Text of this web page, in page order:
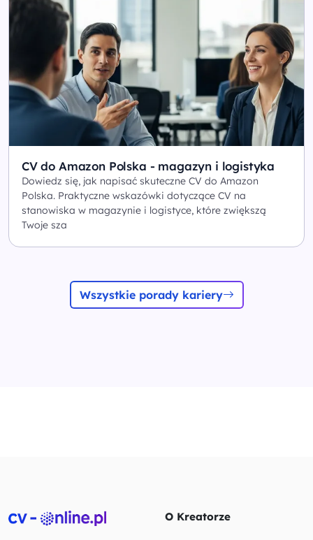
CV do Amazon Polska - magazyn i logistyka
Dowiedz się, jak napisać skuteczne CV do Amazon
Polska. Praktyczne wskazówki dotyczące CV na
stanowiska w magazynie i logistyce, które zwiększą
Twoje sza
Wszystkie porady kariery
O Kreatorze